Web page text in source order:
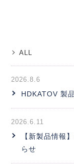
ALL
2026.8.6
HDKATOV 製
2026.6.11
【新製品情報
らせ